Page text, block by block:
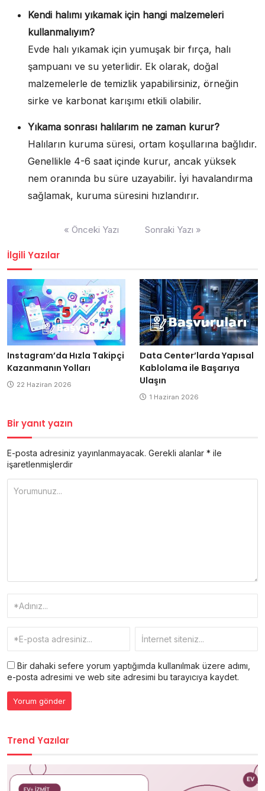
Kendi halımı yıkamak için hangi malzemeleri
kullanmalıyım?
Evde halı yıkamak için yumuşak bir fırça, halı
şampuanı ve su yeterlidir. Ek olarak, doğal
malzemelerle de temizlik yapabilirsiniz, örneğin
sirke ve karbonat karışımı etkili olabilir.
Yıkama sonrası halılarım ne zaman kurur?
Halıların kuruma süresi, ortam koşullarına bağlıdır.
Genellikle 4-6 saat içinde kurur, ancak yüksek
nem oranında bu süre uzayabilir. İyi havalandırma
sağlamak, kuruma süresini hızlandırır.
« Önceki Yazı Sonraki Yazı »
İlgili Yazılar
Instagram’da Hızla Takipçi
Kazanmanın Yolları
22 Haziran 2026
Data Center’larda Yapısal
Kablolama ile Başarıya
Ulaşın
1 Haziran 2026
Bir yanıt yazın
E-posta adresiniz yayınlanmayacak. Gerekli alanlar * ile
işaretlenmişlerdir
Bir dahaki sefere yorum yaptığımda kullanılmak üzere adımı,
e-posta adresimi ve web site adresimi bu tarayıcıya kaydet.
Trend Yazılar